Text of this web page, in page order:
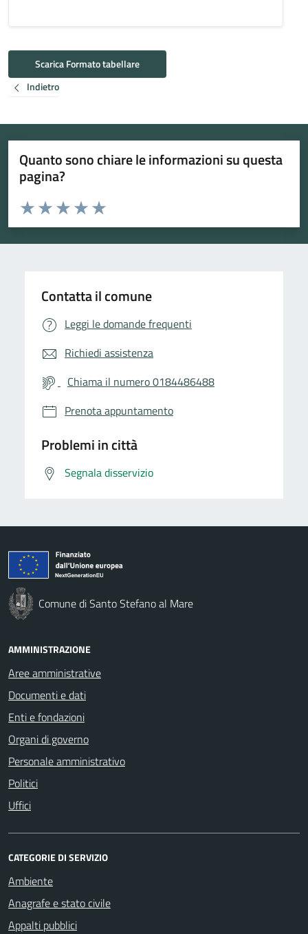
Scarica Formato tabellare
Indietro
Quanto sono chiare le informazioni su questa
pagina?
Valuta da 1 a 5 stelle la pagina
Valuta 5 stelle su 5
Valuta 4 stelle su 5
Valuta 3 stelle su 5
Valuta 2 stelle su 5
Valuta 1 stelle su 5
Contatta il comune
Leggi le domande frequenti
Richiedi assistenza
Chiama il numero 0184486488
Prenota appuntamento
Problemi in città
Segnala disservizio
Comune di Santo Stefano al Mare
AMMINISTRAZIONE
Aree amministrative
Documenti e dati
Enti e fondazioni
Organi di governo
Personale amministrativo
Politici
Uffici
CATEGORIE DI SERVIZIO
Ambiente
Anagrafe e stato civile
Appalti pubblici